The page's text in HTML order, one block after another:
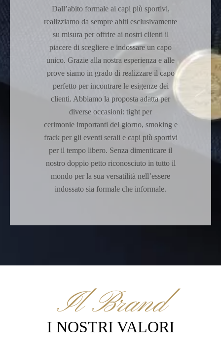
Dall’abito formale ai capi più sportivi,
realizziamo da sempre abiti esclusivamente
su misura per offrire ai nostri clienti il
piacere di scegliere e indossare un capo
unico. Grazie alla nostra esperienza e alle
prove siamo in grado di realizzare il capo
perfetto per incontrare le esigenze dei
clienti. Abbiamo la proposta adatta per
diverse occasioni: tight per
cerimonie importanti del giorno, smoking e
frack per gli eventi serali e capi più sportivi
per il tempo libero. Senza dimenticare il
nostro doppio petto riconosciuto in tutto il
mondo per la sua versatilità nell’essere
indossato sia formale che informale.
Il Brand
I NOSTRI VALORI